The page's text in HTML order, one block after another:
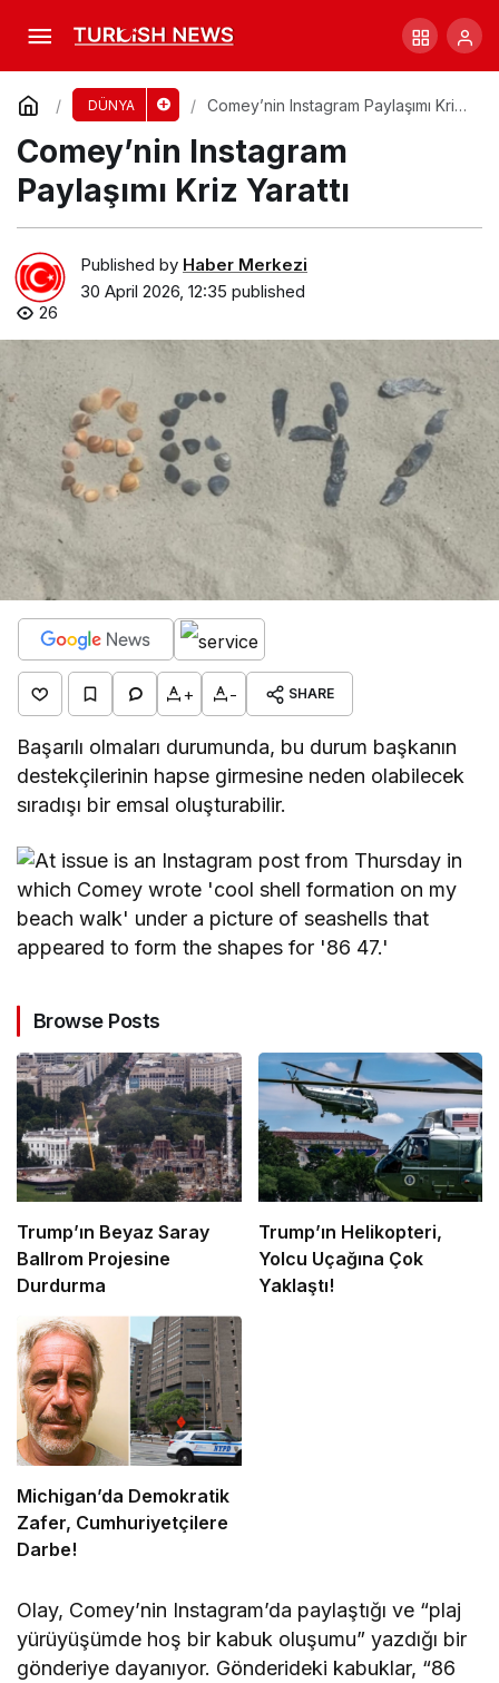
DÜNYA
Comey’nin Instagram Paylaşımı Kriz
Comey’nin Instagram
Paylaşımı Kriz Yarattı
Published by Haber Merkezi
30 April 2026, 12:35 published
26
+ - SHARE
Başarılı olmaları durumunda, bu durum başkanın
destekçilerinin hapse girmesine neden olabilecek
sıradışı bir emsal oluşturabilir.
Browse Posts
Trump’ın Beyaz Saray
Ballrom Projesine
Durdurma
Trump’ın Helikopteri,
Yolcu Uçağına Çok
Yaklaştı!
Michigan’da Demokratik
Zafer, Cumhuriyetçilere
Darbe!
Olay, Comey’nin Instagram’da paylaştığı ve “plaj
yürüyüşümde hoş bir kabuk oluşumu” yazdığı bir
gönderiye dayanıyor. Gönderideki kabuklar, “86
İran Büyükelçiliği’nde Altı Gün Süren Rehin
Drama
Comment Share